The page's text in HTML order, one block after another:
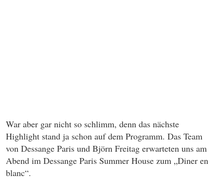
War aber gar nicht so schlimm, denn das nächste
Highlight stand ja schon auf dem Programm. Das Team
von Dessange Paris und Björn Freitag erwarteten uns am
Abend im Dessange Paris Summer House zum „Diner en
blanc“.